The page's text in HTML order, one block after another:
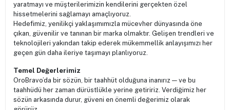
yaratmayı ve müşterilerimizin kendilerini gerçekten özel
hissetmelerini sağlamayı amaçlıyoruz.
Hedefimiz, yenilikçi yaklaşımımızla mücevher dünyasında öne
çıkan, güvenilir ve tanınan bir marka olmaktır. Gelişen trendleri ve
teknolojileri yakından takip ederek mükemmellik anlayışımızı her
geçen gün daha ileriye taşımayı planlıyoruz.
Temel Değerlerimiz
OroBravo’da bir sözün, bir taahhüt olduğuna inanırız — ve bu
taahhüdü her zaman dürüstlükle yerine getiririz. Verdiğimiz her
sözün arkasında durur, güveni en önemli değerimiz olarak